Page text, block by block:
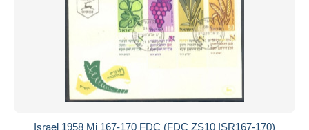
Israel 1958 Mi 167-170 FDC (FDC ZS10 ISR167-170)